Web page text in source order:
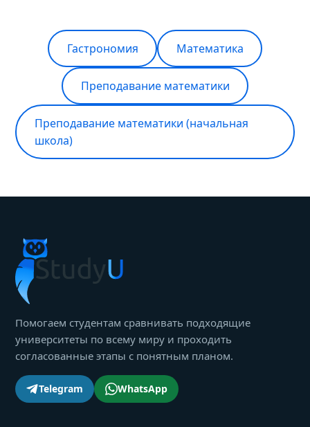
Гастрономия Математика
Преподавание математики
Преподавание математики (начальная
школа)
Помогаем студентам сравнивать подходящие
университеты по всему миру и проходить
согласованные этапы с понятным планом.
Telegram WhatsApp